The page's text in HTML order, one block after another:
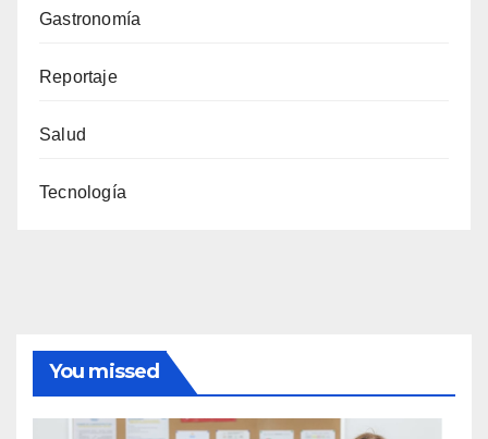
Gastronomía
Reportaje
Salud
Tecnología
You missed